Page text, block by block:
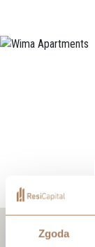
Zgoda